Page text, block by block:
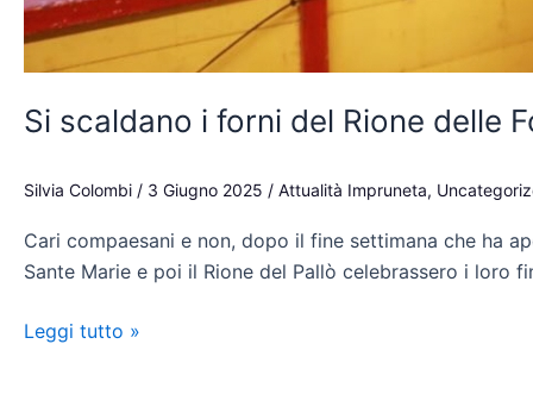
Si scaldano i forni del Rione delle
Silvia Colombi / 3 Giugno 2025 / Attualità Impruneta,
Cari compaesani e non, dopo il fine settimana che ha
Sante Marie e poi il Rione del Pallò celebrassero i loro
Leggi tutto »